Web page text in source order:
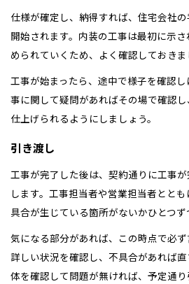
仕様が確定し、納得すれば、住宅会社
開始されます。内装の工事は最初に示
められていくため、よく確認しておきま
工事が始まったら、途中で様子を確認
事に関して疑問があればその場で確認
仕上げられるようにしましょう。
引き渡し
工事が完了した後は、契約通りに工事
します。工事担当者や営業担当者とと
具合が生じている箇所がないかひとつず
気になる部分があれば、この時点で必ず
詳しい状況を確認し、不具合があれば
体を確認して問題が無ければ、予定通り